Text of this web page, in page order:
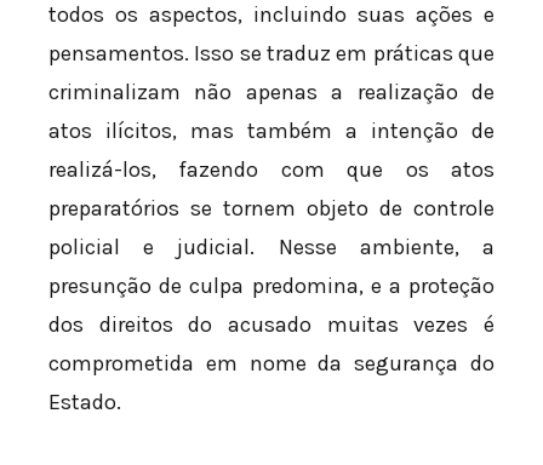
todos os aspectos, incluindo suas ações e
pensamentos. Isso se traduz em práticas que
criminalizam não apenas a realização de
atos ilícitos, mas também a intenção de
realizá-los, fazendo com que os atos
preparatórios se tornem objeto de controle
policial e judicial. Nesse ambiente, a
presunção de culpa predomina, e a proteção
dos direitos do acusado muitas vezes é
comprometida em nome da segurança do
Estado.